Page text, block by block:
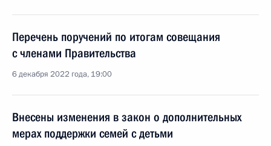
Перечень поручений по итогам совещания
с членами Правительства
6 декабря 2022 года, 19:00
Внесены изменения в закон о дополнительных
мерах поддержки семей с детьми